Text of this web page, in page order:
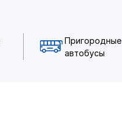
Пригородные
автобусы